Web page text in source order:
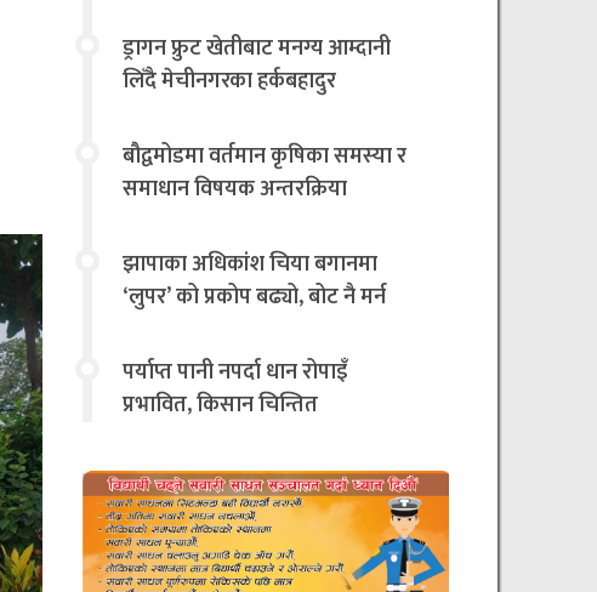
ड्रागन फ्रुट खेतीबाट मनग्य आम्दानी
लिँदै मेचीनगरका हर्कबहादुर
बौद्वमोडमा वर्तमान कृषिका समस्या र
समाधान विषयक अन्तरक्रिया
झापाका अधिकांश चिया बगानमा
‘लुपर’ को प्रकोप बढ्यो, बोट नै मर्न
चिन्तित
पर्याप्त पानी नपर्दा धान रोपाइँ
प्रभावित, किसान चिन्तित